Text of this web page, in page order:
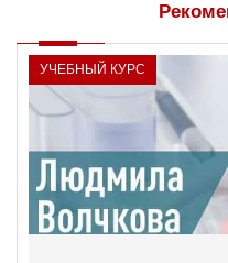
УЧЕБНЫЙ КУРС